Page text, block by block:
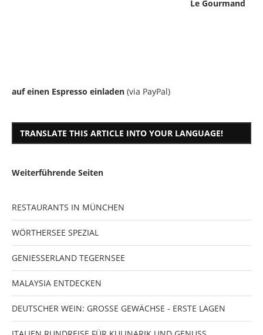
Le Gourmand
auf einen Espresso einladen (via PayPal)
TRANSLATE THIS ARTICLE INTO YOUR LANGUAGE!
Weiterführende Seiten
RESTAURANTS IN MÜNCHEN
WÖRTHERSEE SPEZIAL
GENIESSERLAND TEGERNSEE
MALAYSIA ENTDECKEN
DEUTSCHER WEIN: GROSSE GEWÄCHSE - ERSTE LAGEN